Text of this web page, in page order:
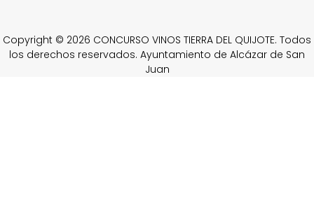
Copyright © 2026 CONCURSO VINOS TIERRA DEL QUIJOTE. Todos
los derechos reservados. Ayuntamiento de Alcázar de San
Juan